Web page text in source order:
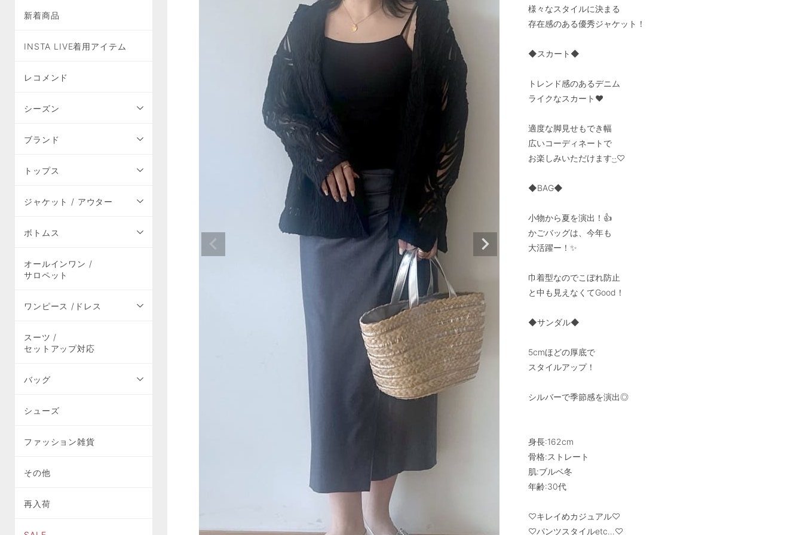
新着商品
INSTA LIVE着用アイテム
レコメンド
シーズン
ブランド
トップス
ジャケット / アウター
ボトムス
オールインワン /
サロペット
ワンピース /ドレス
スーツ /
セットアップ対応
バッグ
シューズ
ファッション雑貨
その他
再入荷
様々なスタイルに決まる
存在感のある優秀ジャケット！
◆スカート◆
トレンド感のあるデニム
ライクなスカート❤︎
適度な脚見せもでき幅
広いコーディネートで
お楽しみいただけます·͜·♡
◆BAG◆
小物から夏を演出！👍
かごバッグは、今年も
大活躍ー！✨
巾着型なのでこぼれ防止
と中も見えなくてGood！
◆サンダル◆
5cmほどの厚底で
スタイルアップ！
シルバーで季節感を演出◎
身長:162cm
骨格:ストレート
肌:ブルベ冬
年齢:30代
♡キレイめカジュアル♡
♡パンツスタイルetc…♡